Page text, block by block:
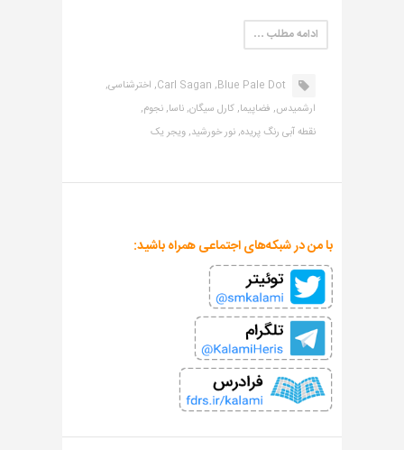
ادامه مطلب …
Blue Pale Dot,
Carl Sagan, اخترشناسی,
ارشمیدس, فضاپیما,کارل سیگان,ناسا,نجوم,
نقطه آبی رنگ پریده,نور خورشید,ویجر یک
با من در شبکه‌های اجتماعی همراه باشید: